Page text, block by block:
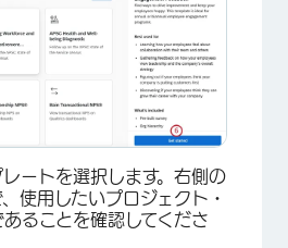
ートを選択します。右側の
使用したいプロジェクト・
ることを確認してくださ